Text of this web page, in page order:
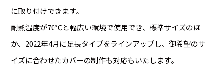
に取り付けできます。
耐熱温度が70℃と幅広い環境で使用でき、標準サイズのほ
か、2022年4月に足長タイプをラインアップし、御希望のサ
イズに合わせたカバーの制作も対応もいたします。